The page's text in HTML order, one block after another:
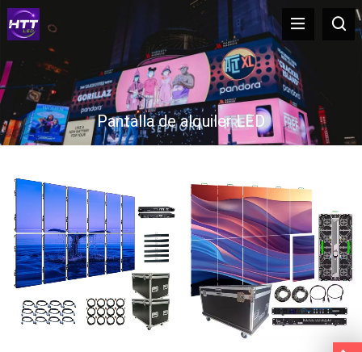
Pantalla de alquiler LED